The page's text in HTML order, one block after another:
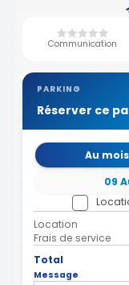
Communication
PARKING
Réserver ce
Au mois
09
Location
Frais de service
Total
Message